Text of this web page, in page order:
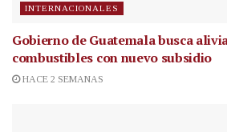
INTERNACIONALES
Gobierno de Guatemala busca
combustibles con nuevo subsidio
HACE 2 SEMANAS